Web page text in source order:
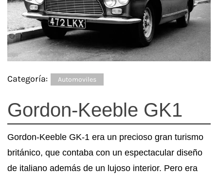
Categoría: Automoviles
Gordon-Keeble GK1
Gordon-Keeble GK-1 era un precioso gran turismo
británico, que contaba con un espectacular diseño
de italiano además de un lujoso interior. Pero era